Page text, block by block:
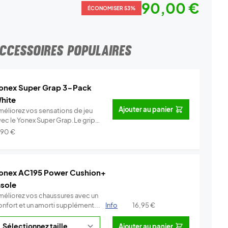
ÉCONOMISER 53% 90,00 €
POPULAIRES
Super Grap 3-Pack
vos sensations de jeu
le Yonex Super Grap.Le grip
Info
€
Ajouter au panier
AC195 Power Cushion+
vos chaussures avec un
et un amorti supplément...
Info 16,95€
Ajouter au panier